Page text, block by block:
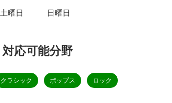
土曜日 日曜日
対応可能分野
クラシック ポップス ロック